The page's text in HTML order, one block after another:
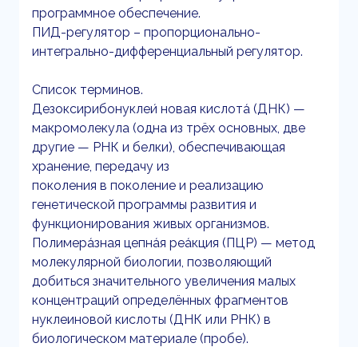
программное обеспечение.
ПИД-регулятор – пропорционально-
интегрально-дифференциальный регулятор.
Список терминов.
Дезоксирибонуклеи́ новая кислота́ (ДНК) —
макромолекула (одна из трёх основных, две
другие — РНК и белки), обеспечивающая
хранение, передачу из
поколения в поколение и реализацию
генетической программы развития и
функционирования живых организмов.
Полимера́зная цепна́я реа́кция (ПЦР) — метод
молекулярной биологии, позволяющий
добиться значительного увеличения малых
концентраций определённых фрагментов
нуклеиновой кислоты (ДНК или РНК) в
биологическом материале (пробе).